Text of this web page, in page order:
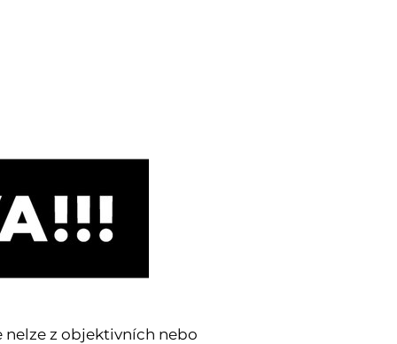
z objektivních nebo